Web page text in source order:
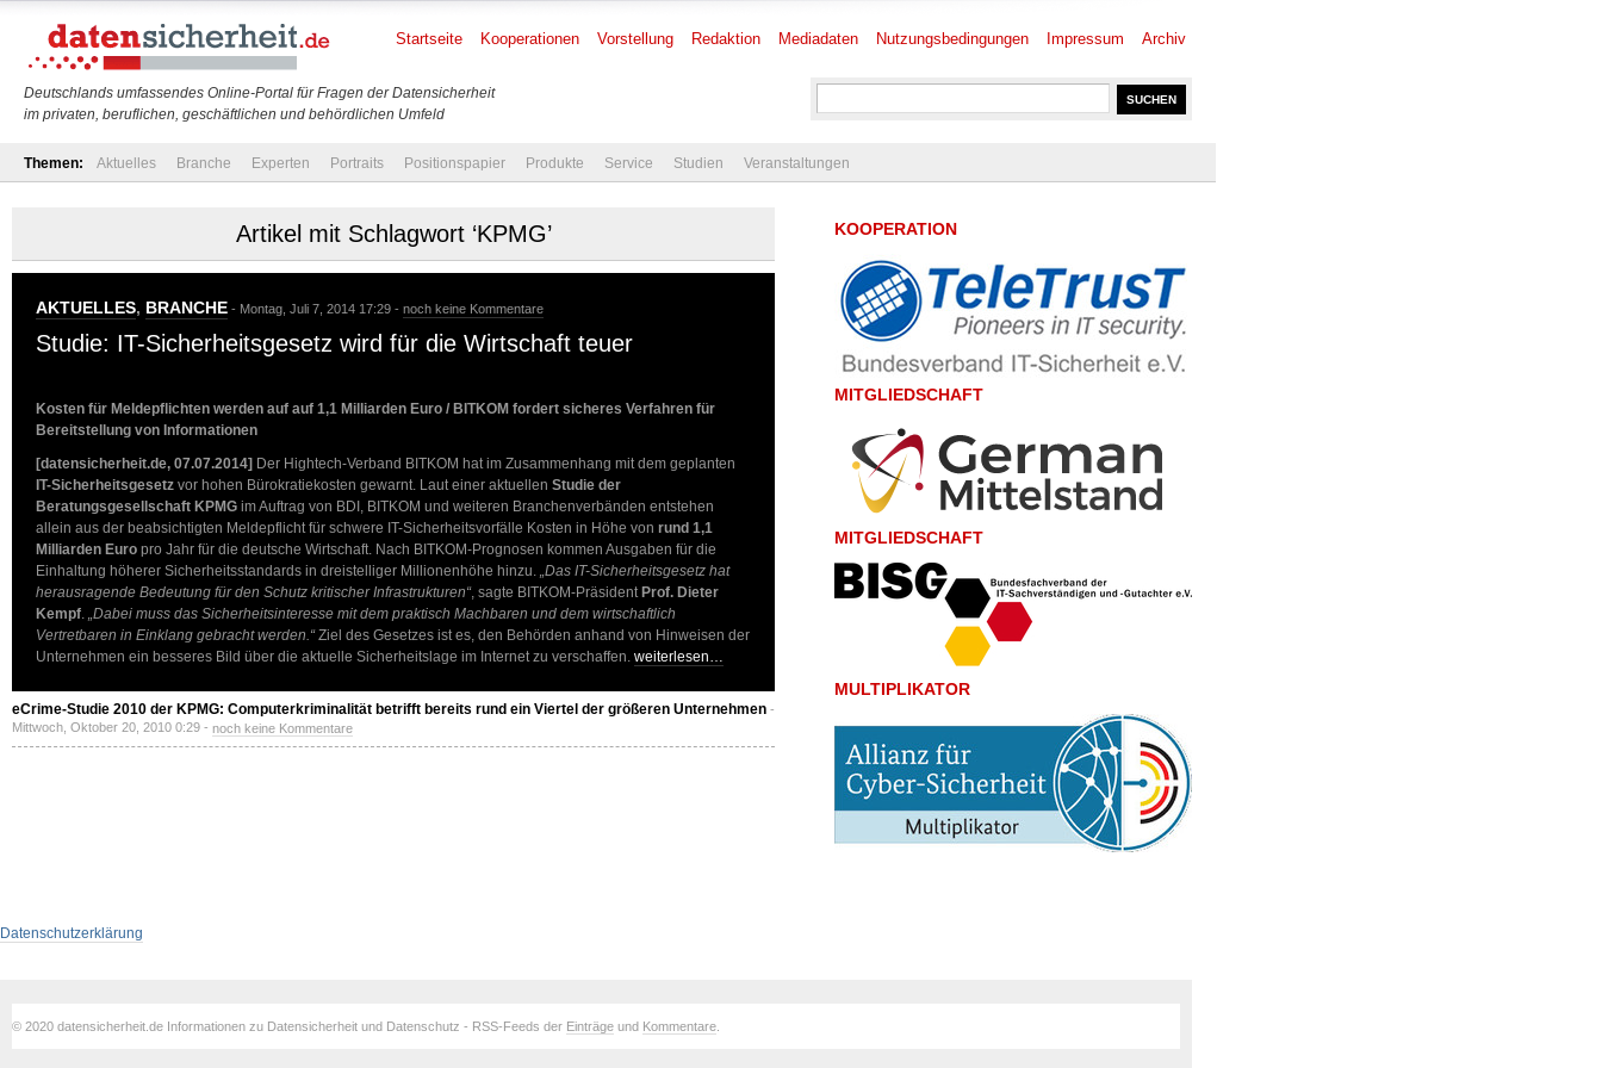
Deutschlands umfassendes Online-Portal für Fragen der Datensicherheit
im privaten, beruflichen, geschäftlichen und behördlichen Umfeld
Startseite Kooperationen Vorstellung Redaktion Mediadaten Nutzungsbedingungen Impressum Archiv
Themen: Aktuelles Branche Experten Portraits Positionspapier Produkte Service Studien Veranstaltungen
Artikel mit Schlagwort ‘KPMG’
AKTUELLES, BRANCHE - Montag, Juli 7, 2014 17:29 - noch keine Kommentare
Studie: IT-Sicherheitsgesetz wird für die Wirtschaft teuer
Kosten für Meldepflichten werden auf auf 1,1 Milliarden Euro / BITKOM fordert sicheres Verfahren für
Bereitstellung von Informationen
[datensicherheit.de, 07.07.2014] Der Hightech-Verband BITKOM hat im Zusammenhang mit dem geplanten
IT-Sicherheitsgesetz vor hohen Bürokratiekosten gewarnt. Laut einer aktuellen Studie der
Beratungsgesellschaft KPMG im Auftrag von BDI, BITKOM und weiteren Branchenverbänden entstehen
allein aus der beabsichtigten Meldepflicht für schwere IT-Sicherheitsvorfälle Kosten in Höhe von rund 1,1
Milliarden Euro pro Jahr für die deutsche Wirtschaft. Nach BITKOM-Prognosen kommen Ausgaben für die
Einhaltung höherer Sicherheitsstandards in dreistelliger Millionenhöhe hinzu. „Das IT-Sicherheitsgesetz hat
herausragende Bedeutung für den Schutz kritischer Infrastrukturen“, sagte BITKOM-Präsident Prof. Dieter
Kempf. „Dabei muss das Sicherheitsinteresse mit dem praktisch Machbaren und dem wirtschaftlich
Vertretbaren in Einklang gebracht werden.“Ziel des Gesetzes ist es, den Behörden anhand von Hinweisen der
Unternehmen ein besseres Bild über die aktuelle Sicherheitslage im Internet zu verschaffen. weiterlesen…
eCrime-Studie 2010 der KPMG: Computerkriminalität betrifft bereits rund ein Viertel der größeren Unternehmen -
Mittwoch, Oktober 20, 2010 0:29 - noch keine Kommentare
KOOPERATION
MITGLIEDSCHAFT
MITGLIEDSCHAFT
MULTIPLIKATOR
Datenschutzerklärung
© 2020 datensicherheit.de Informationen zu Datensicherheit und Datenschutz - RSS-Feeds der Einträge und Kommentare